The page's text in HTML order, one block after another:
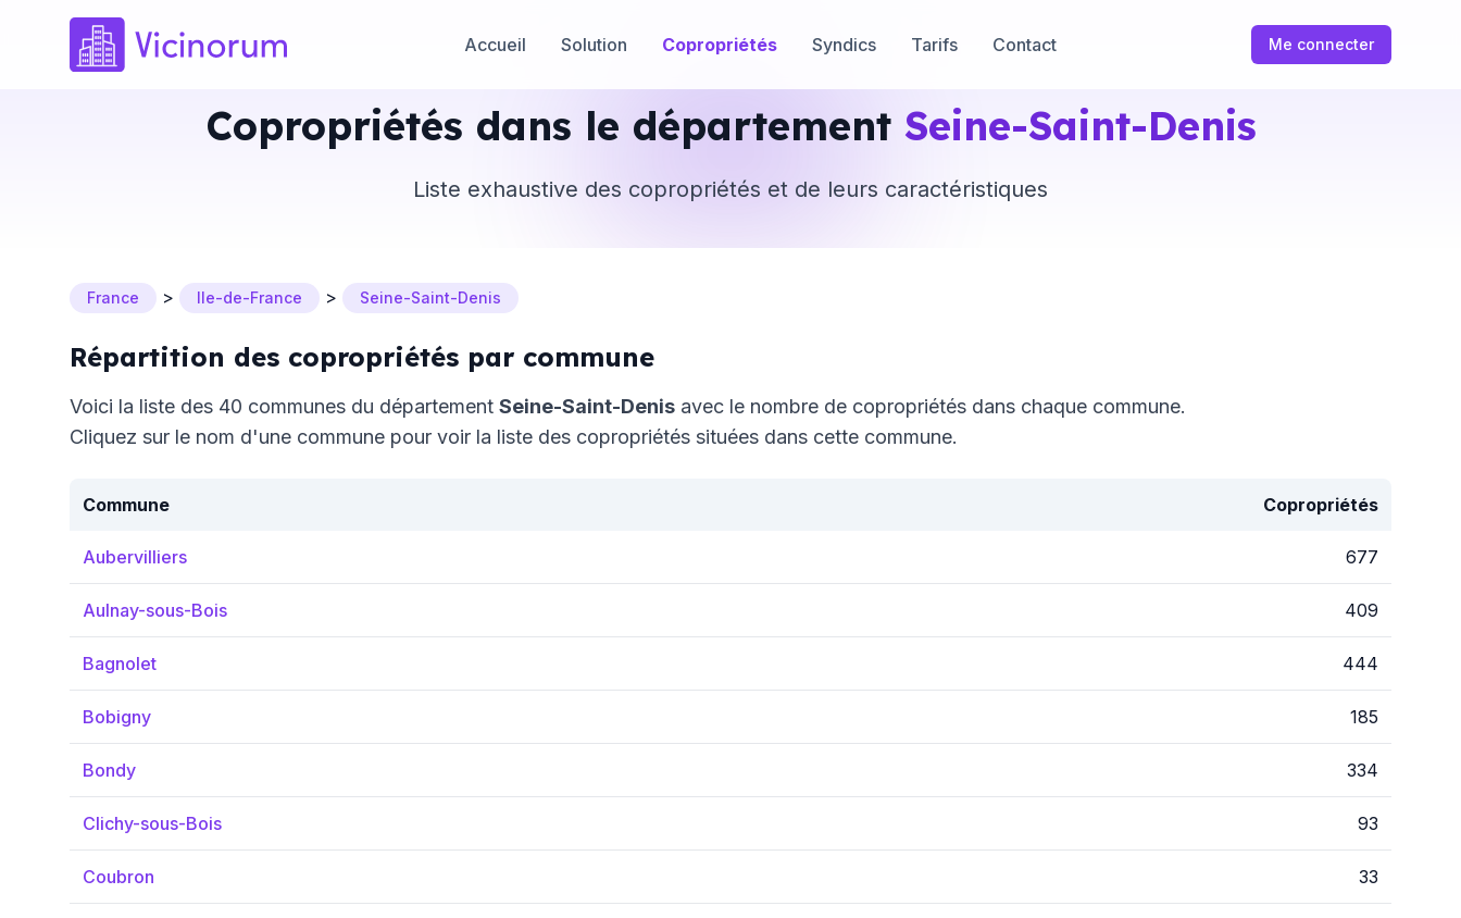
Accueil Solution Copropriétés Syndics Tarifs Contact Me connecter
Copropriétés dans le département Seine-Saint-Denis
Liste exhaustive des copropriétés et de leurs caractéristiques
France > Ile-de-France > Seine-Saint-Denis
Répartition des copropriétés par commune
Voici la liste des 40 communes du département Seine-Saint-Denis avec le nombre de copropriétés dans chaque commune.
Cliquez sur le nom d'une commune pour voir la liste des copropriétés situées dans cette commune.
Commune Copropriétés
Aubervilliers 677
Aulnay-sous-Bois 409
Bagnolet 444
Bobigny 185
Bondy 334
Clichy-sous-Bois 93
Coubron 33